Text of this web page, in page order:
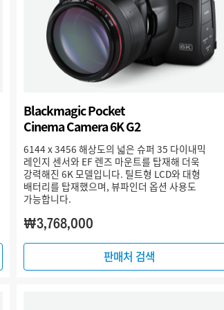
Blackmagic Pocket
Cinema Camera 6K G2
6144 x 3456 해상도의 넓은 슈퍼 35 다이내믹
레인지 센서와 EF 렌즈 마운트를 탑재해 더욱
강력해진 6K 모델입니다. 틸트형 LCD와 대형
배터리를 탑재했으며, 뷰파인더 옵션 사용도
가능합니다.
₩3,768,000
판매처 검색